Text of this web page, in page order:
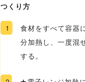
つくり方
1
食材をすべて容器
分加熱し、一度混
する。